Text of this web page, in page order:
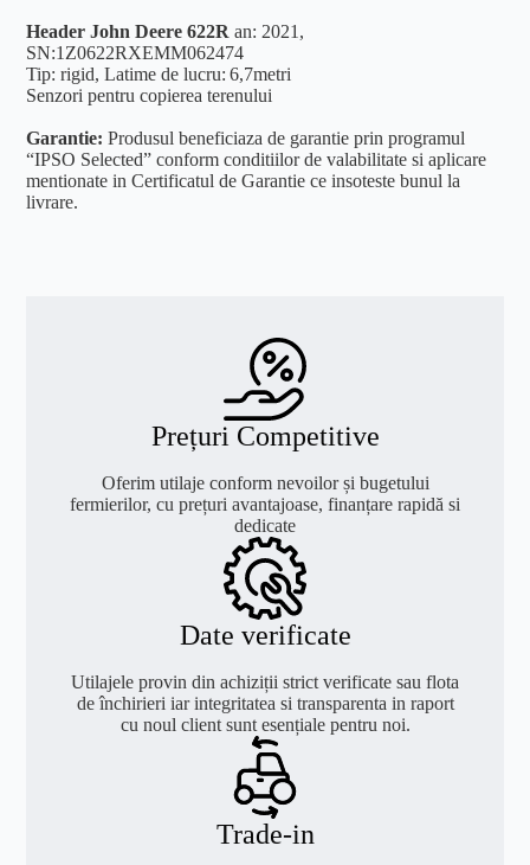
Header John Deere 622Ran: 2021,
SN:1Z0622RXEMM062474
Tip: rigid, Latime de lucru: 6,7metri
Senzori pentru copierea terenului
Garantie: Produsul beneficiaza de garantie prin programul
“IPSO Selected” conform conditiilor de valabilitate si aplicare
mentionate in Certificatul de Garantie ce insoteste bunul la
livrare.
Prețuri Competitive
Oferim utilaje conform nevoilor și bugetului
fermierilor, cu prețuri avantajoase, finanțare rapidă si
dedicate
Date verificate
Utilajele provin din achiziții strict verificate sau flota
de închirieri iar integritatea si transparenta in raport
cu noul client sunt esențiale pentru noi.
Trade-in